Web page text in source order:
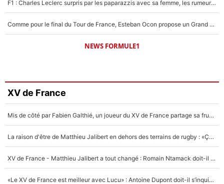
F1 : Charles Leclerc surpris par les paparazzis avec sa femme, les rumeurs étaient vraies !
Comme pour le final du Tour de France, Esteban Ocon propose un Grand Prix de Formule 1 à Paris : «Autour de l’Arc de Triomphe, ce serait génial» !
NEWS FORMULE1
XV de France
Mis de côté par Fabien Galthié, un joueur du XV de France partage sa frustration : «ils ne me l’ont pas dit tout de suite»
La raison d'être de Matthieu Jalibert en dehors des terrains de rugby : «Ça m'atteint autant que si tu touches à un membre de ma famille»
XV de France - Matthieu Jalibert a tout changé : Romain Ntamack doit-il s’inquiéter pour sa place à un an de la Coupe du monde ?
«Le XV de France est meilleur avec Lucu» : Antoine Dupont doit-il s’inquiéter pour sa place ?